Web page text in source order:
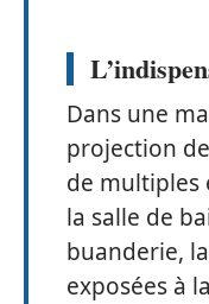
Dans une
projection
de multiples
la salle de
buanderie,
exposées à